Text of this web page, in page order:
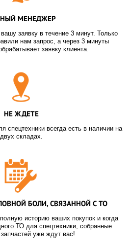
МЕНЕДЖЕР
заявку в течение 3 минут. Только
нам запрос, а через 3 минуты
заявку клиента.
НЕ ЖДЕТЕ
спецтехники всегда есть в наличии на
двух складах.
БОЛИ, СВЯЗАННОЙ С ТО
историю ваших покупок и когда
ТО для спецтехники, собранные
уже ждут вас!